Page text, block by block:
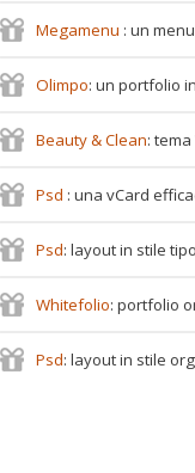
Megamenu : un
Olimpo: un portfolio
Beauty & Clean:
Psd : una vCard
Psd: layout in stile
Whitefolio: portfolio
Psd: layout in stile